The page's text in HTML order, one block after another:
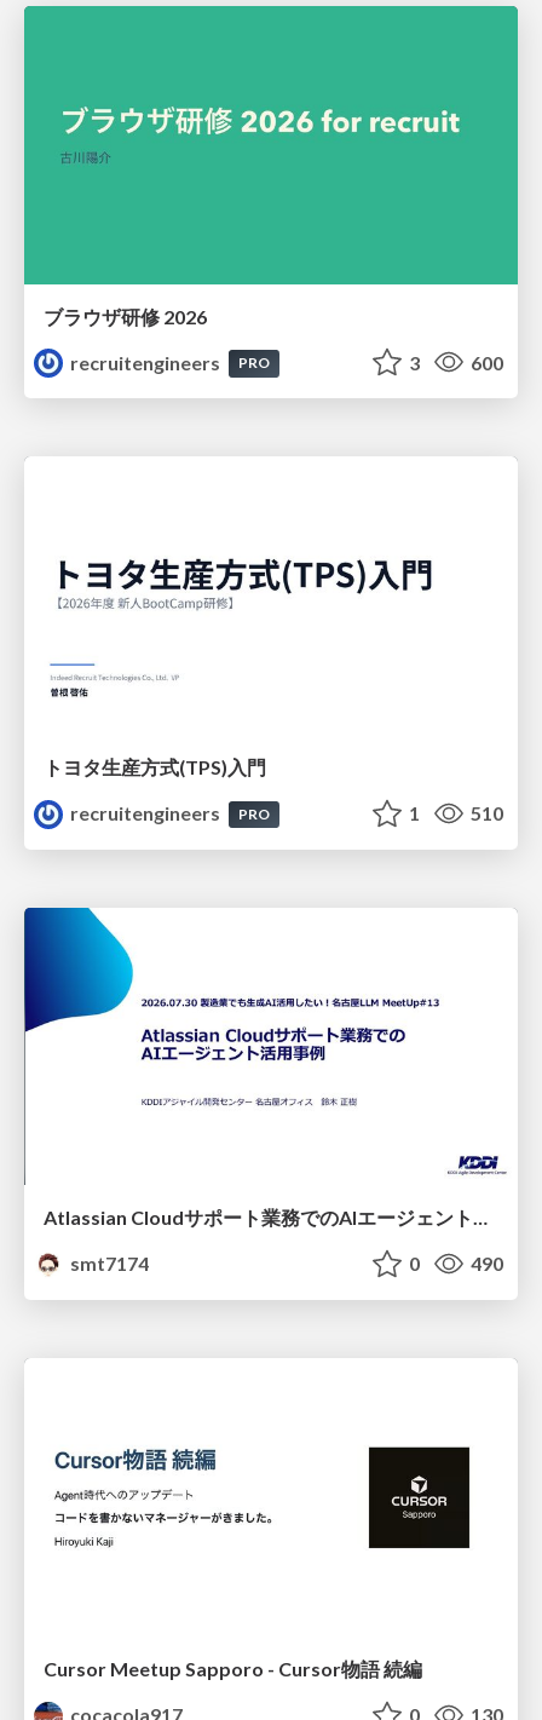
ブラウザ研修 2026
recruitengineers
PRO 3 600
トヨタ⽣産⽅式(TPS)⼊⾨
recruitengineers
PRO 1 510
Atlassian Cloudサポート業務でのAIエージェント活用事例
smt7174
0 490
Cursor Meetup Sapporo - Cursor物語 続編
cocacola917
0 130